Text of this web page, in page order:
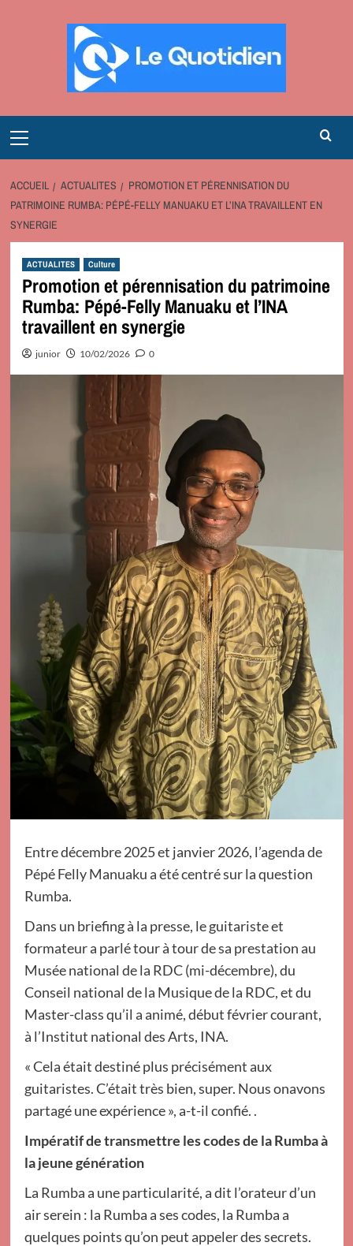
Menu
ACCUEIL ACTUALITES
PROMOTION ET PÉRENNISATION DU
PATRIMOINE RUMBA: PÉPÉ-FELLY MANUAKU ET L’INA TRAVAILLENT EN
SYNERGIE
ACTUALITES Culture
Promotion et pérennisation du patrimoine
Rumba: Pépé-Felly Manuaku et l’INA
travaillent en synergie
junior 10/02/2026 0
Entre décembre 2025 et janvier 2026, l’agenda de
Pépé Felly Manuaku a été centré sur la question
Rumba.
Dans un briefing à la presse, le guitariste et
formateur a parlé tour à tour de sa prestation au
Musée national de la RDC (mi-décembre), du
Conseil national de la Musique de la RDC, et du
Master-class qu’il a animé, début février courant,
à l’Institut national des Arts, INA.
« Cela était destiné plus précisément aux
guitaristes. C’était très bien, super. Nous onavons
partagé une expérience », a-t-il confié. .
Impératif de transmettre les codes de la Rumba à
la jeune génération
La Rumba a une particularité, a dit l’orateur d’un
air serein : la Rumba a ses codes, la Rumba a
quelques points qu’on peut appeler des secrets.